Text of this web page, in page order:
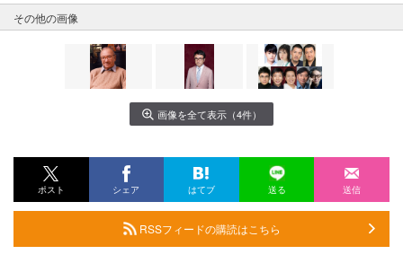
その他の画像
画像を全て表示（4件）
ポスト シェア はてブ 送る 送信
RSSフィードの購読はこちら